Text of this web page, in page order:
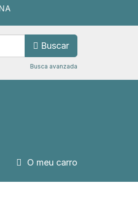
Buscar
Busca avanzada
O meu carro